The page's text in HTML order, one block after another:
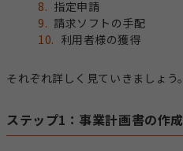
指定申請
請求ソフトの手配
利用者様の獲得
それぞれ詳しく見ていきましょう。
ステップ1：事業計画書の作成